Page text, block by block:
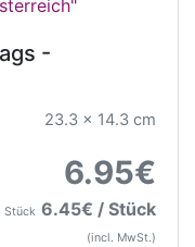
-
23.3 x 14.3 cm
6.95€
Stück 6.45€ / Stück
(incl. MwSt.)